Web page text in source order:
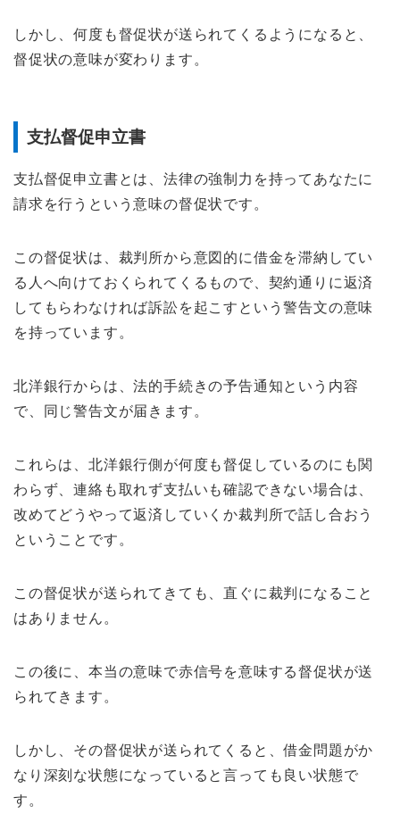
しかし、何度も督促状が送られてくるようになると、
督促状の意味が変わります。
支払督促申立書
支払督促申立書とは、法律の強制力を持ってあなたに
請求を行うという意味の督促状です。
この督促状は、裁判所から意図的に借金を滞納してい
る人へ向けておくられてくるもので、契約通りに返済
してもらわなければ訴訟を起こすという警告文の意味
を持っています。
北洋銀行からは、法的手続きの予告通知という内容
で、同じ警告文が届きます。
これらは、北洋銀行側が何度も督促しているのにも関
わらず、連絡も取れず支払いも確認できない場合は、
改めてどうやって返済していくか裁判所で話し合おう
ということです。
この督促状が送られてきても、直ぐに裁判になること
はありません。
この後に、本当の意味で赤信号を意味する督促状が送
られてきます。
しかし、その督促状が送られてくると、借金問題がか
なり深刻な状態になっていると言っても良い状態で
す。